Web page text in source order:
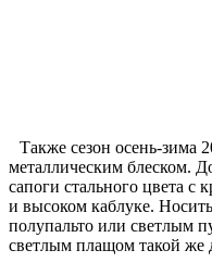
Также сезон осень-зима
металлическим блеском.
сапоги стального цвета с
и высоком каблуке.
полупальто или светлым
светлым плащом такой же